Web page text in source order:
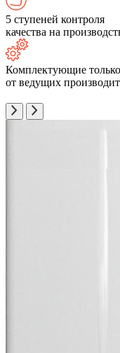
5 ступеней контроля
качества на
Комплектующие только
от ведущих